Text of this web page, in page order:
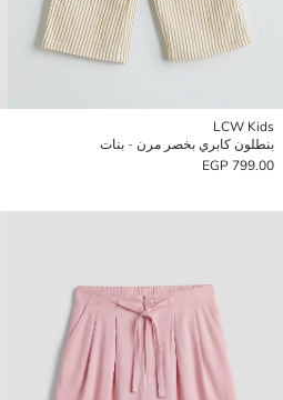
LCW Kids
بنطلون كابري بخصر مرن - بنات
799.00 EGP